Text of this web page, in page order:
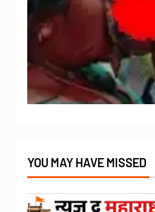
YOU MAY HAVE MISSED